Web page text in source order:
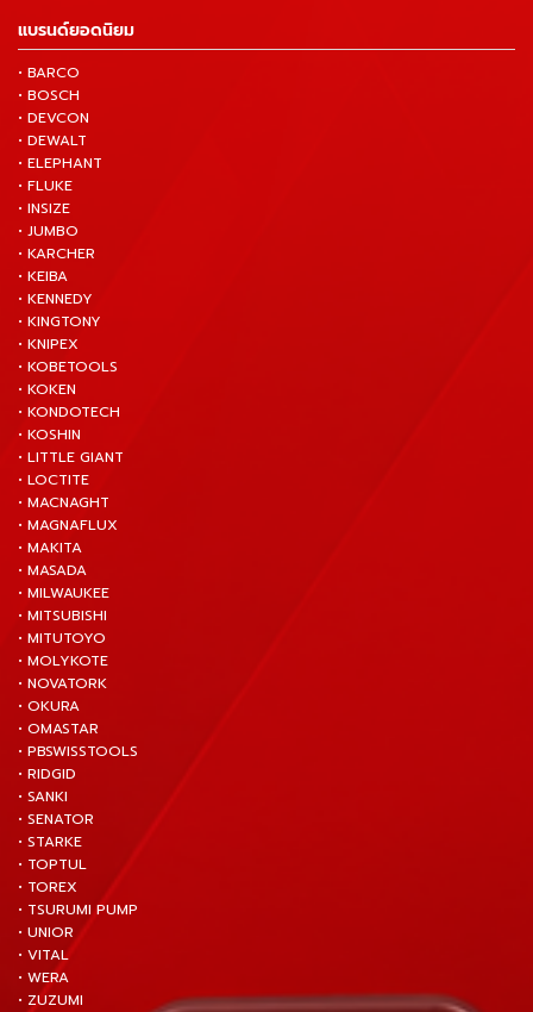
แบรนด์ยอดนิยม
• BARCO
• BOSCH
• DEVCON
• DEWALT
• ELEPHANT
• FLUKE
• INSIZE
• JUMBO
• KARCHER
• KEIBA
• KENNEDY
• KINGTONY
• KNIPEX
• KOBETOOLS
• KOKEN
• KONDOTECH
• KOSHIN
• LITTLE GIANT
• LOCTITE
• MACNAGHT
• MAGNAFLUX
• MAKITA
• MASADA
• MILWAUKEE
• MITSUBISHI
• MITUTOYO
• MOLYKOTE
• NOVATORK
• OKURA
• OMASTAR
• PBSWISSTOOLS
• RIDGID
• SANKI
• SENATOR
• STARKE
• TOPTUL
• TOREX
• TSURUMI PUMP
• UNIOR
• VITAL
• WERA
• ZUZUMI